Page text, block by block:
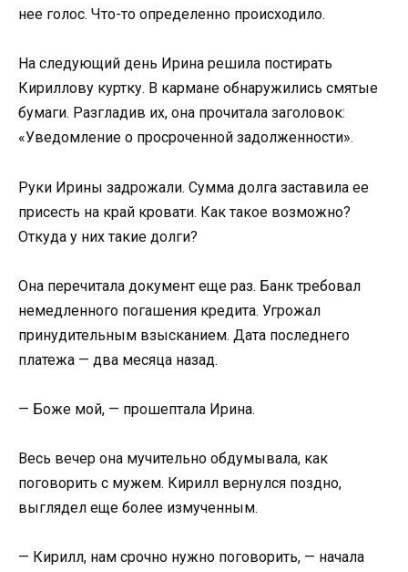
нее голос. Что-то определенно происходило.
На следующий день Ирина решила постирать
Кириллову куртку. В кармане обнаружились смятые
бумаги. Разгладив их, она прочитала заголовок:
«Уведомление о просроченной задолженности».
Руки Ирины задрожали. Сумма долга заставила ее
присесть на край кровати. Как такое возможно?
Откуда у них такие долги?
Она перечитала документ еще раз. Банк требовал
немедленного погашения кредита. Угрожал
принудительным взысканием. Дата последнего
платежа — два месяца назад.
— Боже мой, — прошептала Ирина.
Весь вечер она мучительно обдумывала, как
поговорить с мужем. Кирилл вернулся поздно,
выглядел еще более измученным.
— Кирилл, нам срочно нужно поговорить, — начала